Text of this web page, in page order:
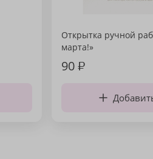
Открытка ручной
марта!»
90₽